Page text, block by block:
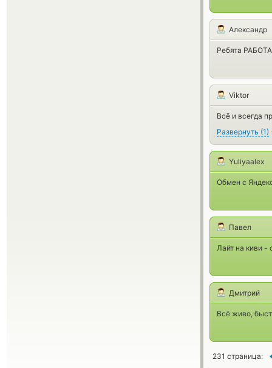
Александр
Ребята
Viktor
Всё и всегда
Развернуть (1)
Yuliyaalex
Обмен с
Павел
Лайт на киви -
Дмитрий
Всё живо,
231 страница: